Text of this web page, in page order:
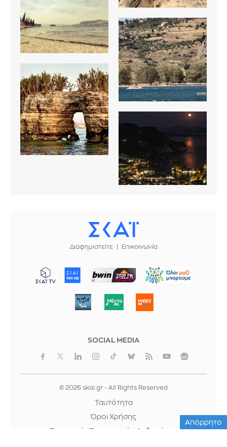
Διαφημιστείτε Επικοινωνία
ΜΠΟΡΟΥΜΕ
SOCIAL MEDIA
© 2026 skai.gr - All Rights Reserved
Ταυτότητα
Όροι Χρήσης
Προστασία Προσωπικών Δεδομένων
Απόρρητο